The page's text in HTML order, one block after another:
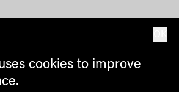
cookies to improve